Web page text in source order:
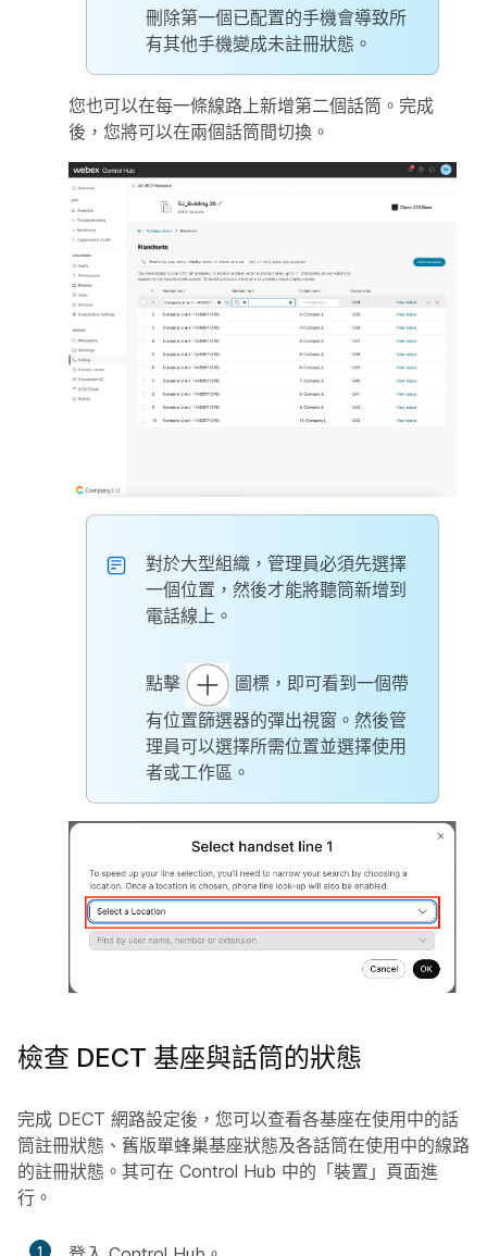
刪除第一個已配置的手機會導致所
有其他手機變成未註冊狀態。
您也可以在每一條線路上新增第二個話筒。完成
後，您將可以在兩個話筒間切換。
對於大型組織，管理員必須先選擇
一個位置，然後才能將聽筒新增到
電話線上。
點擊
圖標，即可看到一個帶
有位置篩選器的彈出視窗。然後管
理員可以選擇所需位置並選擇使用
者或工作區。
檢查 DECT 基座與話筒的狀態
完成 DECT 網路設定後，您可以查看各基座在使用中的話
筒註冊狀態、舊版單蜂巢基座狀態及各話筒在使用中的線路
的註冊狀態。其可在 Control Hub 中的「裝置」頁面進
行。
1